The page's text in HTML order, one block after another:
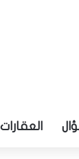
العقارات